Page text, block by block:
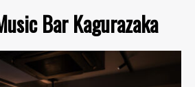
Bar Kagurazaka